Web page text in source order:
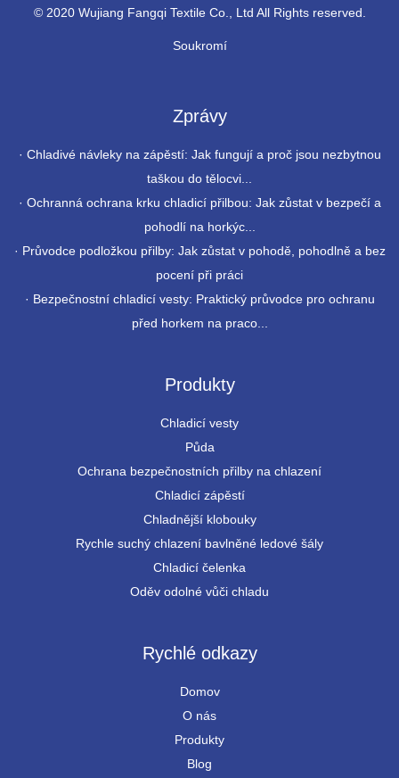
© 2020 Wujiang Fangqi Textile Co., Ltd All Rights reserved.
Soukromí
Zprávy
· Chladivé návleky na zápěstí: Jak fungují a proč jsou nezbytnou
taškou do tělocvi...
· Ochranná ochrana krku chladicí přilbou: Jak zůstat v bezpečí a
pohodlí na horkýc...
· Průvodce podložkou přilby: Jak zůstat v pohodě, pohodlně a bez
pocení při práci
· Bezpečnostní chladicí vesty: Praktický průvodce pro ochranu
před horkem na praco...
Produkty
Chladicí vesty
Půda
Ochrana bezpečnostních přilby na chlazení
Chladicí zápěstí
Chladnější klobouky
Rychle suchý chlazení bavlněné ledové šály
Chladicí čelenka
Oděv odolné vůči chladu
Rychlé odkazy
Domov
O nás
Produkty
Blog